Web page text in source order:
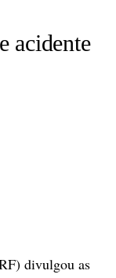
acidente
divulgou as